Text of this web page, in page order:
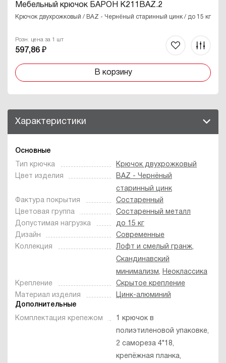
Мебельный крючок БАРОН K211BAZ.2
Крючок двухрожковый / BAZ - Чернёный старинный цинк / до 15 кг
Розн. цена за 1 шт
597,86 ₽
В корзину
Характеристики
Основные
Тип крючка
Крючок двухрожковый
Цвет изделия
BAZ - Чернёный
старинный цинк
Фактура покрытия
Состаренный
Цветовая группа
Состаренный металл
Допустимая нагрузка
до 15 кг
Дизайн
Современные
Коллекция
Лофт и смелый гранж,
Скандинавский
минимализм, Неоклассика
Крепление
Скрытое крепление
Материал изделия
Цинк-алюминий
Дополнительные
Комплектация крепежом
1 крючок в
полиэтиленовой упаковке,
2 самореза 4*18,
крепёжная планка,